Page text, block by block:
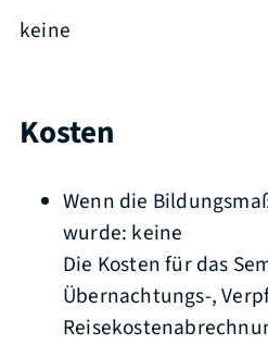
keine
Kosten
Wenn die
wurde: keine
Die Kosten für das
Übernachtungs-,